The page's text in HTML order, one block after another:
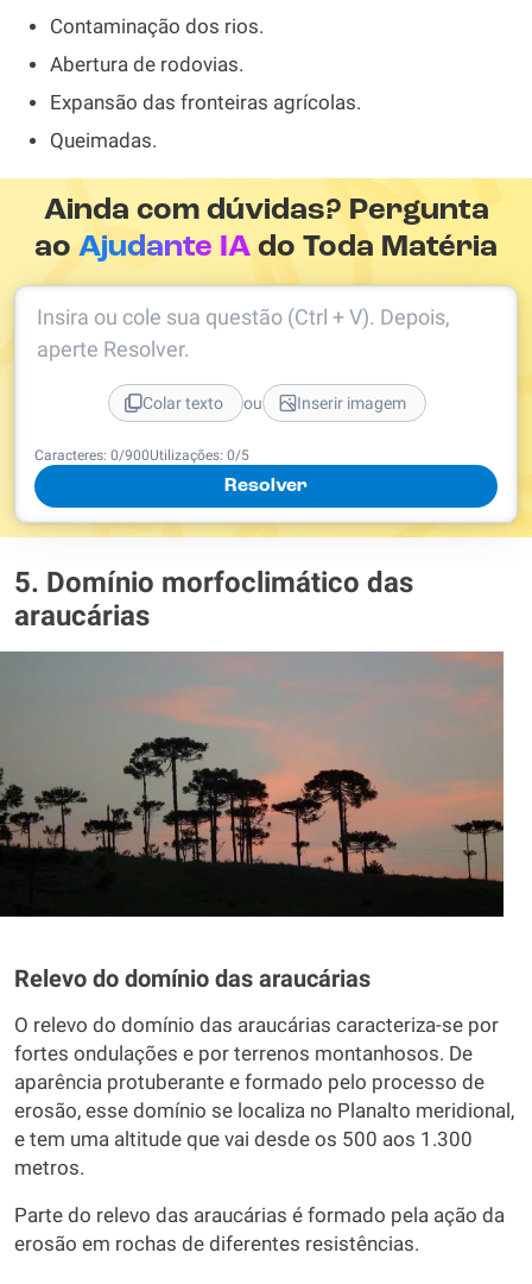
Contaminação dos rios.
Abertura de rodovias.
Expansão das fronteiras agrícolas.
Queimadas.
Ainda com dúvidas? Pergunta
aoAjudante IA do Toda Matéria
Caracteres: 0/900Utilizações: 0/5
Resolver
Insira ou cole sua questão (Ctrl + V). Depois,
aperte Resolver.
Colar texto ou Inserir imagem
5. Domínio morfoclimático das
araucárias
Relevo do domínio das araucárias
O relevo do domínio das araucárias caracteriza-se por
fortes ondulações e por terrenos montanhosos. De
aparência protuberante e formado pelo processo de
erosão, esse domínio se localiza no Planalto meridional,
e tem uma altitude que vai desde os 500 aos 1.300
metros.
Parte do relevo das araucárias é formado pela ação da
erosão em rochas de diferentes resistências.